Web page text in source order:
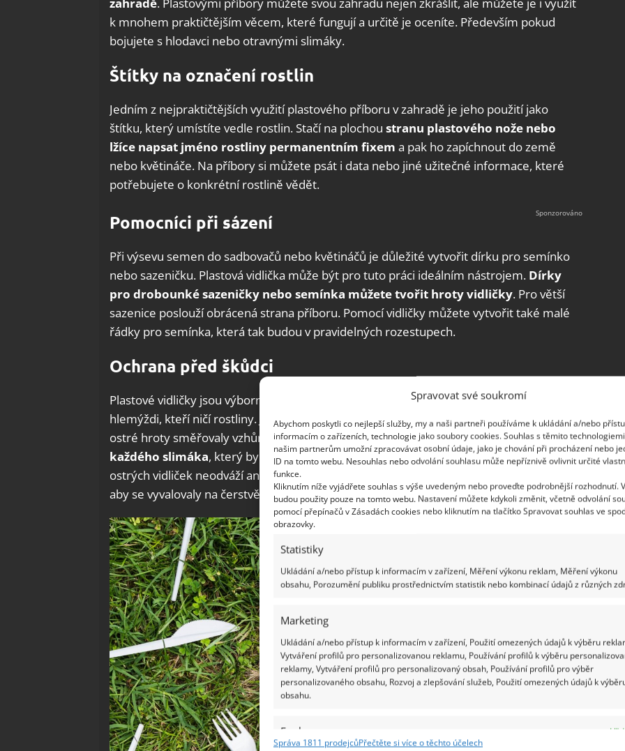
Spravovat své soukromí
Abychom poskytli co nejlepší služby, my a naši partneři používáme k ukládání a/nebo
informacím o zařízeních, technologie jako soubory cookies. Souhlas s těmito
našim partnerům umožní zpracovávat osobní údaje, jako je chování při procházení nebo
ID na tomto webu. Nesouhlas nebo odvolání souhlasu může nepříznivě ovlivnit určité
funkce.
Kliknutím níže vyjádřete souhlas s výše uvedeným nebo proveďte podrobnější rozhodnutí.
budou použity pouze na tomto webu. Nastavení můžete kdykoli změnit, včetně odvolání
pomocí přepínačů v Zásadách cookies nebo kliknutím na tlačítko Spravovat souhlas ve
obrazovky.
Statistiky
Ukládání a/nebo přístup k informacím v zařízení, Měření výkonu reklam, Měření výkonu
obsahu, Porozumění publiku prostřednictvím statistik nebo kombinací údajů z různých
Marketing
Ukládání a/nebo přístup k informacím v zařízení, Použití omezených údajů k výběru
Vytváření profilů pro personalizovanou reklamu, Používání profilů k výběru
reklamy, Vytváření profilů pro personalizovaný obsah, Používání profilů pro výběr
personalizovaného obsahu, Rozvoj a zlepšování služeb, Použití omezených údajů k
obsahu.
Funkce
Správa 1811 prodejcůPřečtěte si více o těchto účelech
k mnohem praktičtějším věcem, které fungují a určitě je oceníte. Především pokud
bojujete s hlodavci nebo otravnými slimáky.
Štítky na označení rostlin
Jedním z nejpraktičtějších využití plastového příboru v zahradě je jeho použití jako
štítku, který umístíte vedle rostlin. Stačí na plochou stranu plastového nože nebo
lžíce napsat jméno rostliny permanentním fixem a pak ho zapíchnout do země
nebo květináče. Na příbory si můžete psát i data nebo jiné užitečné informace, které
potřebujete o konkrétní rostlině vědět.
Pomocníci při sázení
Při výsevu semen do sadbovačů nebo květináčů je důležité vytvořit dírku pro semínko
nebo sazeničku. Plastová vidlička může být pro tuto práci ideálním nástrojem. Dírky
pro drobounké sazeničky nebo semínka můžete tvořit hroty vidličky. Pro větší
sazenice poslouží obrácená strana příboru. Pomocí vidličky můžete vytvořit také malé
řádky pro semínka, která tak budou v pravidelných rozestupech.
Ochrana před škůdci
Plastové vidličky jsou výborným nástrojem pro odrazení škůdců, jako jsou slimáci a
hlemýždi, kteří ničí rostliny. Jednoduše do země zapíchněte plastovou vidličku tak, aby
ostré hroty směřovaly vzhůru. Zapíchejte jekolem sazenic. Ostré špičky odradí
každého slimáka, který by se odvážil přelézt tyto zábrany. Stejně tak se přes hradbu
ostrých vidliček neodváží ani drobní hlodavci, stejně jako kočky, kterým tak zabráníte,
aby se vyvalovaly na čerstvě vysetém záhonu.